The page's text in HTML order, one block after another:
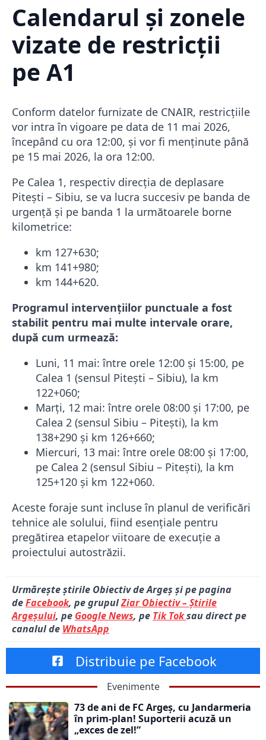
Calendarul și zonele
vizate de restricții
pe A1
Conform datelor furnizate de CNAIR, restricțiile
vor intra în vigoare pe data de 11 mai 2026,
începând cu ora 12:00, și vor fi menținute până
pe 15 mai 2026, la ora 12:00.
Pe Calea 1, respectiv direcția de deplasare
Pitești – Sibiu, se va lucra succesiv pe banda de
urgență și pe banda 1 la următoarele borne
kilometrice:
km 127+630;
km 141+980;
km 144+620.
Programul intervențiilor punctuale a fost
stabilit pentru mai multe intervale orare,
după cum urmează:
Luni, 11 mai: între orele 12:00 și 15:00, pe
Calea 1 (sensul Pitești – Sibiu), la km
122+060;
Marți, 12 mai: între orele 08:00 și 17:00, pe
Calea 2 (sensul Sibiu – Pitești), la km
138+290 și km 126+660;
Miercuri, 13 mai: între orele 08:00 și 17:00,
pe Calea 2 (sensul Sibiu – Pitești), la km
125+120 și km 122+060.
Aceste foraje sunt incluse în planul de verificări
tehnice ale solului, fiind esențiale pentru
pregătirea etapelor viitoare de execuție a
proiectului autostrăzii.
Urmărește știrile Obiectiv de Argeș și pe pagina
deFacebook, pe grupulZiar Obiectiv – Știrile
Argeșului, pe Google News, pe Tik Toksau direct pe
canalul de WhatsApp
Distribuie pe Facebook
Evenimente
73 de ani de FC Argeș, cu Jandarmeria
în prim-plan! Suporterii acuză un
„exces de zel!”